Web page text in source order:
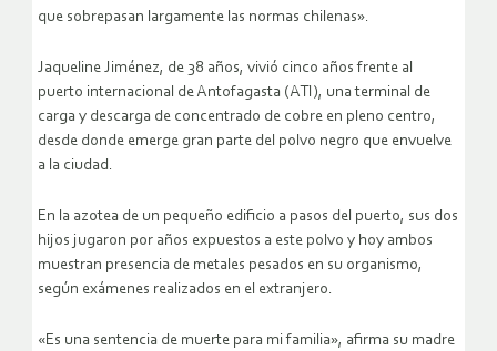
que sobrepasan largamente las normas chilenas».
Jaqueline Jiménez, de 38 años, vivió cinco años frente al
puerto internacional de Antofagasta (ATI), una terminal de
carga y descarga de concentrado de cobre en pleno centro,
desde donde emerge gran parte del polvo negro que envuelve
a la ciudad.
En la azotea de un pequeño edificio a pasos del puerto, sus dos
hijos jugaron por años expuestos a este polvo y hoy ambos
muestran presencia de metales pesados en su organismo,
según exámenes realizados en el extranjero.
«Es una sentencia de muerte para mi familia», afirma su madre